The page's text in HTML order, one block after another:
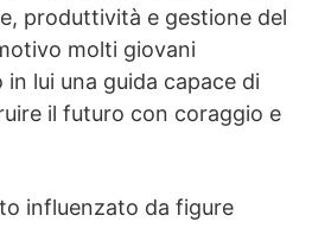
produttività e gestione del
molti giovani
lui una guida capace di
il futuro con coraggio e
influenzato da figure